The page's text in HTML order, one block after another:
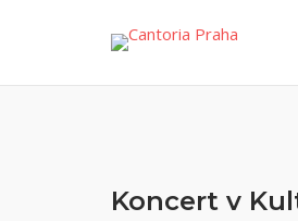
Koncert v